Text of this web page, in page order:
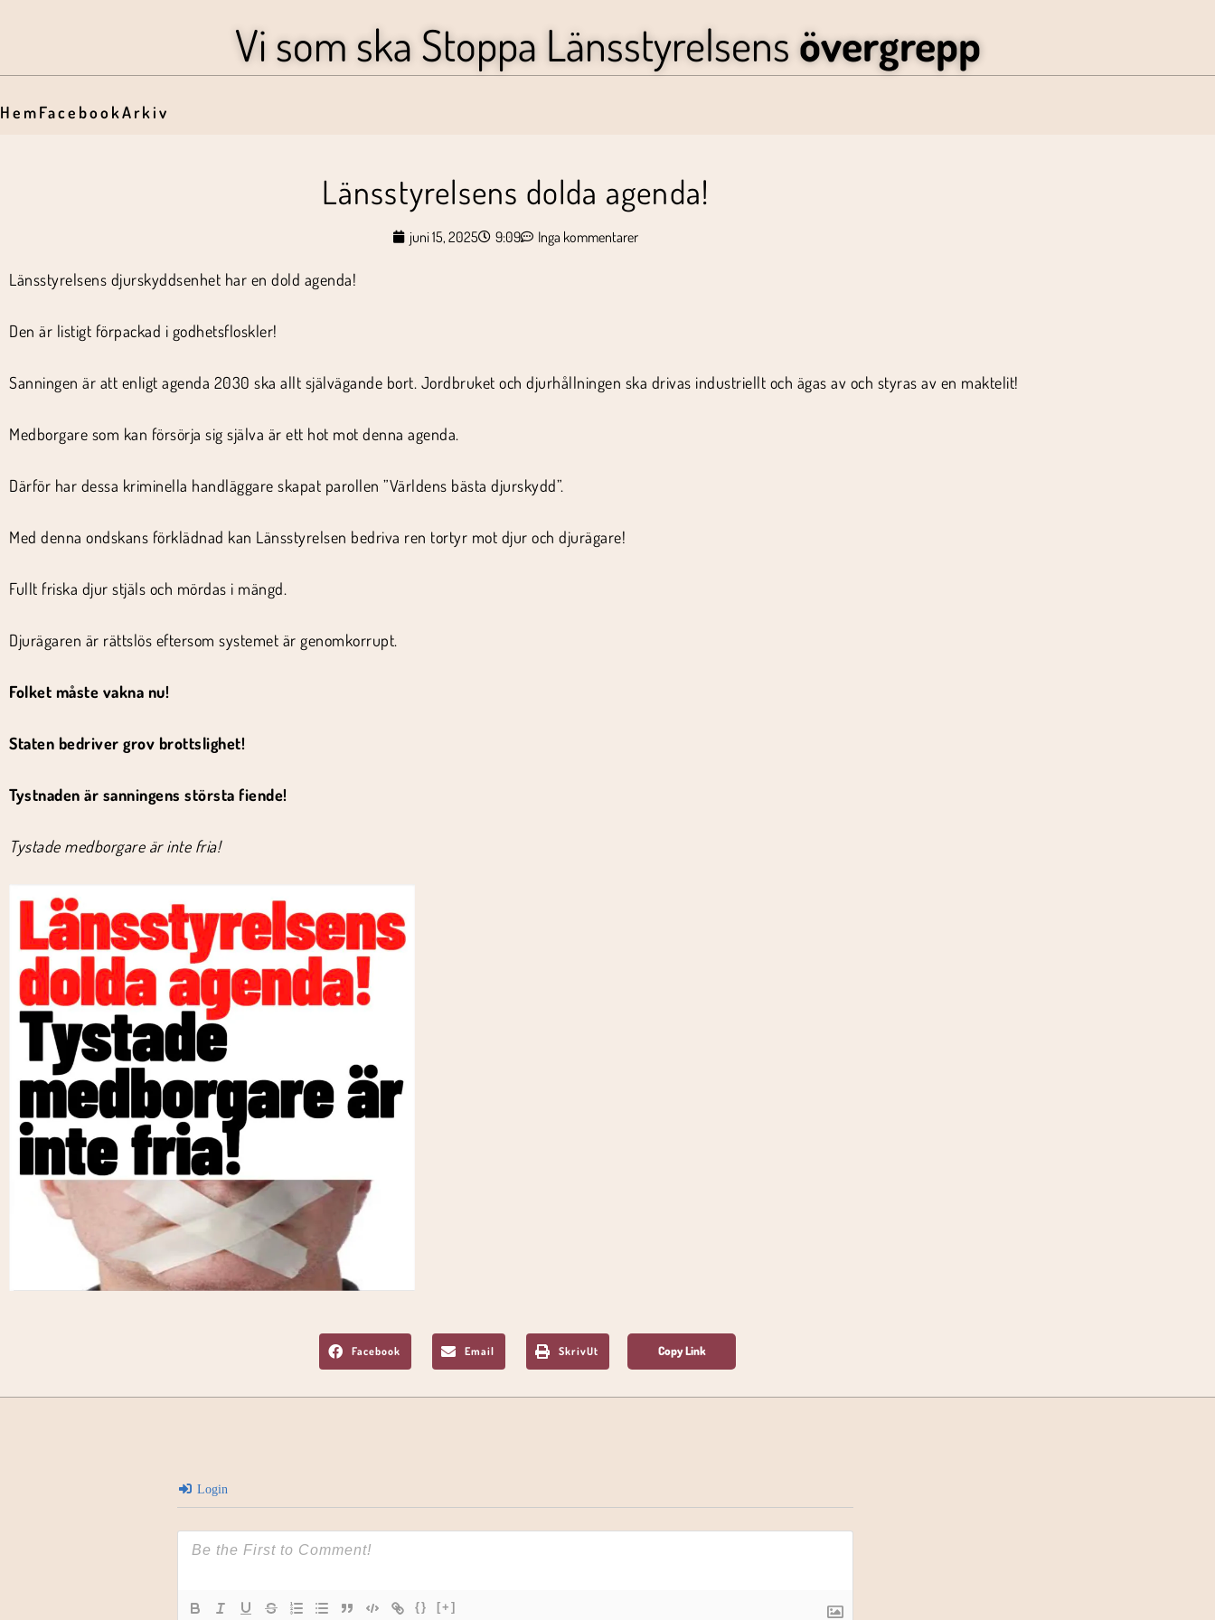
Vi som ska Stoppa Länsstyrelsens övergrepp
HemFacebookArkiv
Länsstyrelsens dolda agenda!
juni 15, 2025 9:09 Inga kommentarer
Länsstyrelsens djurskyddsenhet har en dold agenda!
Den är listigt förpackad i godhetsfloskler!
Sanningen är att enligt agenda 2030 ska allt självägande bort. Jordbruket och djurhållningen ska drivas industriellt och ägas av och styras av en maktelit!
Medborgare som kan försörja sig själva är ett hot mot denna agenda.
Därför har dessa kriminella handläggare skapat parollen ”Världens bästa djurskydd”.
Med denna ondskans förklädnad kan Länsstyrelsen bedriva ren tortyr mot djur och djurägare!
Fullt friska djur stjäls och mördas i mängd.
Djurägaren är rättslös eftersom systemet är genomkorrupt.
Folket måste vakna nu!
Staten bedriver grov brottslighet!
Tystnaden är sanningens största fiende!
Tystade medborgare är inte fria!
Facebook Email SkrivUt
Login
{} [+]